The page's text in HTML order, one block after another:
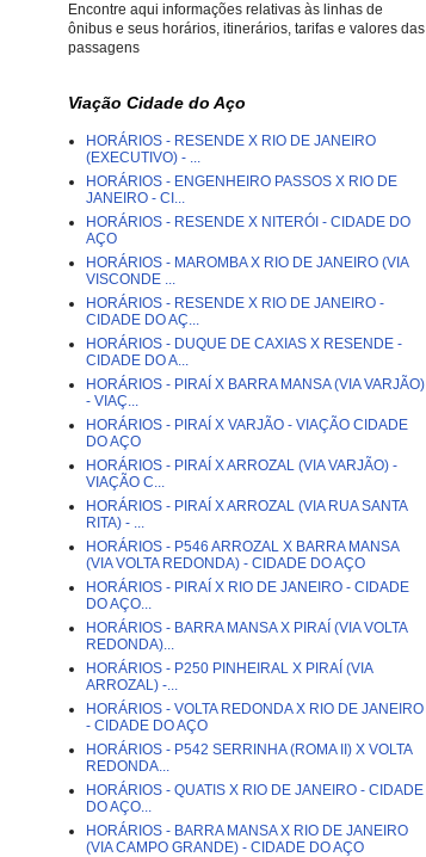
Encontre aqui informações relativas às linhas de
ônibus e seus horários, itinerários, tarifas e valores das
passagens
Viação Cidade do Aço
HORÁRIOS - RESENDE X RIO DE JANEIRO
(EXECUTIVO) - ...
HORÁRIOS - ENGENHEIRO PASSOS X RIO DE
JANEIRO - CI...
HORÁRIOS - RESENDE X NITERÓI - CIDADE DO
AÇO
HORÁRIOS - MAROMBA X RIO DE JANEIRO (VIA
VISCONDE ...
HORÁRIOS - RESENDE X RIO DE JANEIRO -
CIDADE DO AÇ...
HORÁRIOS - DUQUE DE CAXIAS X RESENDE -
CIDADE DO A...
HORÁRIOS - PIRAÍ X BARRA MANSA (VIA VARJÃO)
- VIAÇ...
HORÁRIOS - PIRAÍ X VARJÃO - VIAÇÃO CIDADE
DO AÇO
HORÁRIOS - PIRAÍ X ARROZAL (VIA VARJÃO) -
VIAÇÃO C...
HORÁRIOS - PIRAÍ X ARROZAL (VIA RUA SANTA
RITA) - ...
HORÁRIOS - P546 ARROZAL X BARRA MANSA
(VIA VOLTA REDONDA) - CIDADE DO AÇO
HORÁRIOS - PIRAÍ X RIO DE JANEIRO - CIDADE
DO AÇO...
HORÁRIOS - BARRA MANSA X PIRAÍ (VIA VOLTA
REDONDA)...
HORÁRIOS - P250 PINHEIRAL X PIRAÍ (VIA
ARROZAL) -...
HORÁRIOS - VOLTA REDONDA X RIO DE JANEIRO
- CIDADE DO AÇO
HORÁRIOS - P542 SERRINHA (ROMA II) X VOLTA
REDONDA...
HORÁRIOS - QUATIS X RIO DE JANEIRO - CIDADE
DO AÇO...
HORÁRIOS - BARRA MANSA X RIO DE JANEIRO
(VIA CAMPO GRANDE) - CIDADE DO AÇO